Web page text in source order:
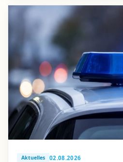
Aktuelles 02.08.2026